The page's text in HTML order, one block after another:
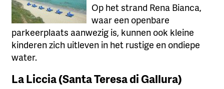
Op het strand Rena Bianca,
waar een openbare
parkeerplaats aanwezig is, kunnen ook kleine
kinderen zich uitleven in het rustige en ondiepe
water.
La Liccia (Santa Teresa di Gallura)